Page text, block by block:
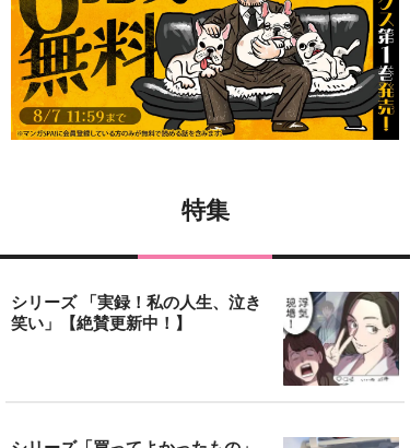
特集
シリーズ 「実録！私の人生、泣き
笑い」【絶賛更新中！】